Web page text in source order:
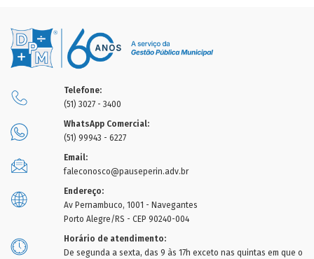
Telefone:
(51) 3027 - 3400
WhatsApp Comercial:
(51) 99943 - 6227
Email:
faleconosco@pauseperin.adv.br
Endereço:
Av Pernambuco, 1001 - Navegantes
Porto Alegre/RS - CEP 90240-004
Horário de atendimento:
De segunda a sexta, das 9 às 17h exceto nas quintas em que o